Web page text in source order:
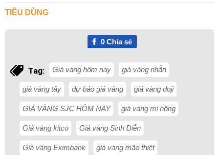
TIÊU DÙNG
0Chia sẻ
Tag: Giá vàng hôm nay giá vàng nhẫn
giá vàng tây dự báo giá vàng giá vàng doji
GIÁ VÀNG SJC HÔM NAY giá vàng mi hồng
Giá vàng kitco Giá vàng Sinh Diễn
Giá vàng Eximbank giá vàng mão thiệt